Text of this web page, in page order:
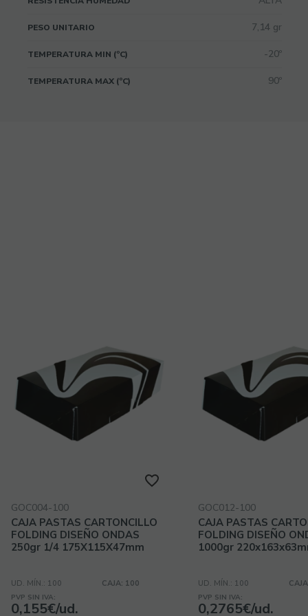
PESO UNITARIO 7,14 gr
TEMPERATURA MIN (ºC) -20º
TEMPERATURA MAX (ºC) 90º
GOC004-100
CAJA PASTAS CARTONCILLO
FOLDING DISEÑO ONDAS
250gr 1/4 175X115X47mm
CAJA: 100
UD. MÍN.: 100
PVP SIN IVA:
0,155€/ud.
GOC012-100
CAJA PASTAS
FOLDING DISEÑO
1000gr
UD. MÍN.: 100
PVP SIN IVA:
0,2765€/ud.